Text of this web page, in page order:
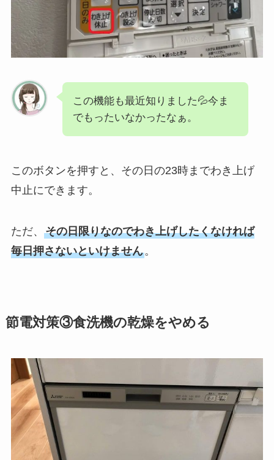
この機能も最近知りました💦今ま
でもったいなかったなぁ。
このボタンを押すと、その日の23時までわき上げ
中止にできます。
ただ、 その日限りなのでわき上げしたくなければ
毎日押さないといけません。
節電対策③食洗機の乾燥をやめる